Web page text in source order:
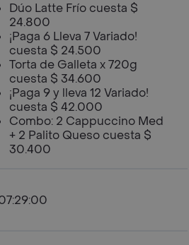
Dúo Latte Frío cuesta $
24.800
¡Paga 6 Lleva 7 Variado!
cuesta $ 24.500
Torta de Galleta x 720g
cuesta $ 34.600
¡Paga 9 y lleva 12 Variado!
cuesta $ 42.000
Combo: 2 Cappuccino Med
+ 2 Palito Queso cuesta $
30.400